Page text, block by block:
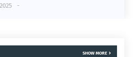
-
SHOW MORE